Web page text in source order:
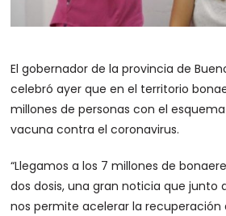
El gobernador de la provincia de
celebró ayer que en el territorio
millones de personas con el
vacuna contra el coronavirus.
“Llegamos a los 7 millones de
dos dosis, una gran noticia que junto
nos permite acelerar la recuperación